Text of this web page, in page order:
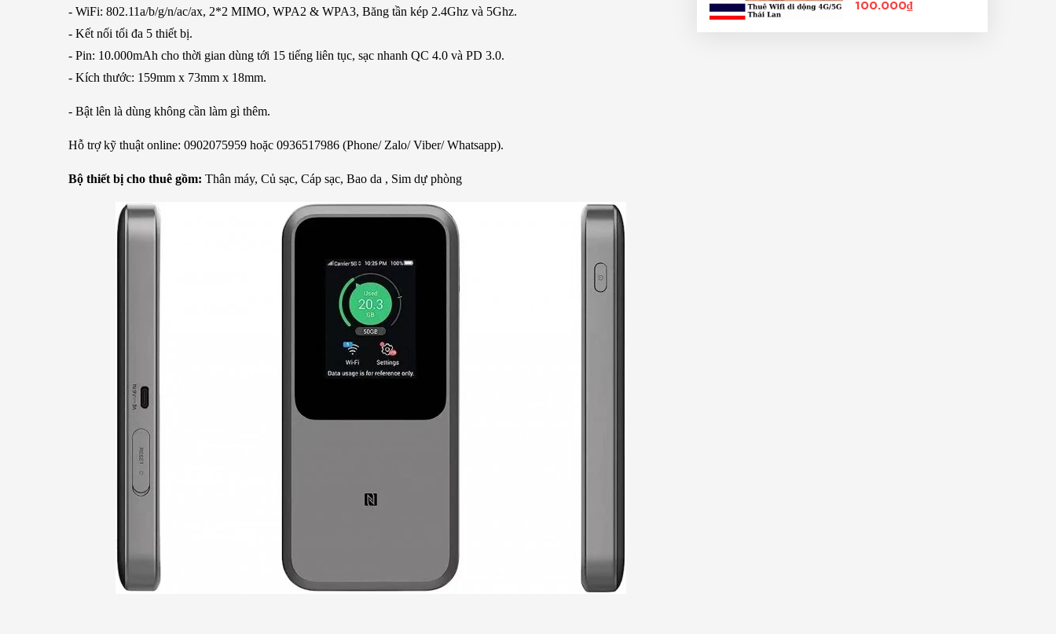
- WiFi: 802.11a/b/g/n/ac/ax, 2*2 MIMO, WPA2 & WPA3, Băng tần kép 2.4Ghz và 5Ghz.
- Kết nối tối đa 5 thiết bị.
- Pin: 10.000mAh cho thời gian dùng tới 15 tiếng liên tục, sạc nhanh QC 4.0 và PD 3.0.
- Kích thước: 159mm x 73mm x 18mm.
- Bật lên là dùng không cần làm gì thêm.
Hỗ trợ kỹ thuật online: 0902075959 hoặc 0936517986 (Phone/ Zalo/ Viber/ Whatsapp).
Bộ thiết bị cho thuê gồm: Thân máy, Củ sạc, Cáp sạc, Bao da , Sim dự phòng
100.000₫